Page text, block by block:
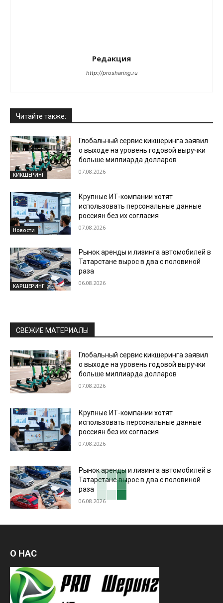
Редакция
http://prosharing.ru
Читайте также:
КИКШЕРИНГ
Глобальный сервис кикшеринга заявил
о выходе на уровень годовой выручки
больше миллиарда долларов
07.08.2026
Новости
Крупные ИТ-компании хотят
использовать персональные данные
россиян без их согласия
07.08.2026
КАРШЕРИНГ
Рынок аренды и лизинга автомобилей в
Татарстане вырос в два с половиной
раза
06.08.2026
СВЕЖИЕ МАТЕРИАЛЫ
Глобальный сервис кикшеринга заявил
о выходе на уровень годовой выручки
больше миллиарда долларов
07.08.2026
Крупные ИТ-компании хотят
использовать персональные данные
россиян без их согласия
07.08.2026
Рынок аренды и лизинга автомобилей в
Татарстане вырос в два с половиной
раза
06.08.2026
О НАС